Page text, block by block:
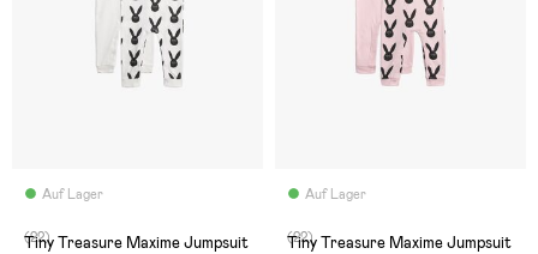
Auf Lager
(22)
Tiny Treasure Maxime Jumpsuit
Auf Lager
(22)
Tiny Treasure Maxime Jumpsuit